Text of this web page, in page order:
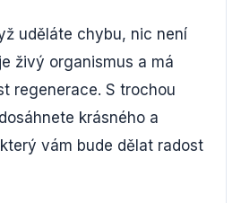
uděláte chybu, nic není
živý organismus a má
regenerace. S trochou
krásného a
vám bude dělat radost